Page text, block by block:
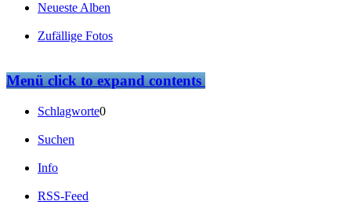
Neueste Alben
Zufällige Fotos
Menüclick to expand contents
Schlagworte0
Suchen
Info
RSS-Feed